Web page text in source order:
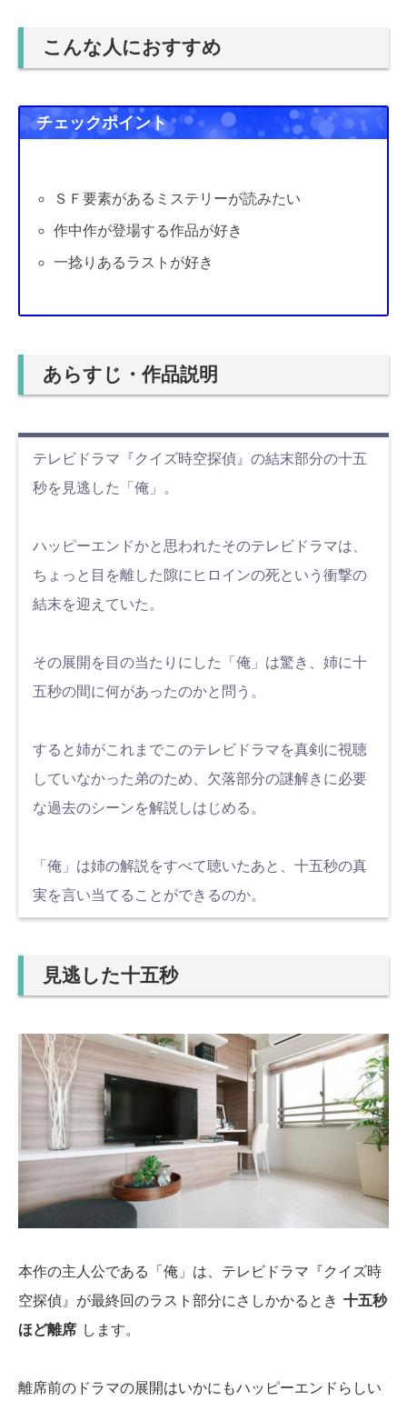
こんな人におすすめ
チェックポイント
ＳＦ要素があるミステリーが読みたい
作中作が登場する作品が好き
一捻りあるラストが好き
あらすじ・作品説明
テレビドラマ『クイズ時空探偵』の結末部分の十五
秒を見逃した「俺」。
ハッピーエンドかと思われたそのテレビドラマは、
ちょっと目を離した隙にヒロインの死という衝撃の
結末を迎えていた。
その展開を目の当たりにした「俺」は驚き、姉に十
五秒の間に何があったのかと問う。
すると姉がこれまでこのテレビドラマを真剣に視聴
していなかった弟のため、欠落部分の謎解きに必要
な過去のシーンを解説しはじめる。
「俺」は姉の解説をすべて聴いたあと、十五秒の真
実を言い当てることができるのか。
見逃した十五秒
本作の主人公である「俺」は、テレビドラマ『クイズ時
空探偵』が最終回のラスト部分にさしかかるとき 十五秒
ほど離席 します。
離席前のドラマの展開はいかにもハッピーエンドらしい